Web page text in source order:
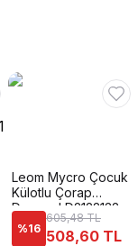
Leom Mycro Çocuk
Külotlu Çorap
Daymod D2122132
%16
605,48 TL
508,60 TL